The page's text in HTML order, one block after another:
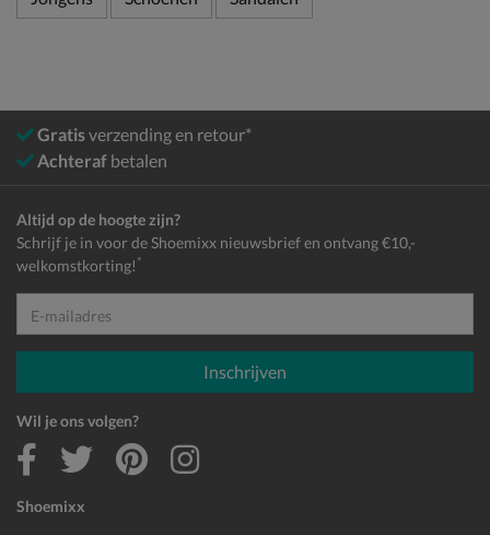
Gratisverzending en retour*
Achteraf betalen
Shoemixx
Altijd op de hoogte zijn?
Schrijf je in voor de Shoemixx nieuwsbrief en ontvang €10,-
welkomstkorting! *
E-mailadres
Inschrijven
Wil je ons volgen?